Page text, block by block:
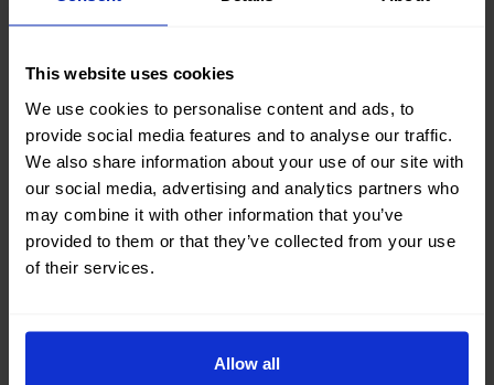
This website uses cookies
We use cookies to personalise content and ads, to
provide social media features and to analyse our traffic.
We also share information about your use of our site with
our social media, advertising and analytics partners who
may combine it with other information that you’ve
provided to them or that they’ve collected from your use
of their services.
Allow all
Nanocar
OK Mobility Plus
Requisitos e limitações
Incidentes
Gostaria de acrescentar um extra à
Posso conduzir com a minha carta de